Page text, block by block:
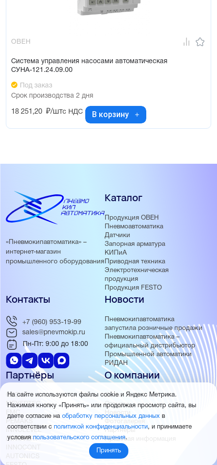
ОВЕН
Система управления насосами автоматическая
СУНА-121.24.09.00
Под заказ
Срок производства 2 дня
18 251,20 ₽/штс НДС В корзину
«Пневмокипавтоматика» –
интернет-магазин
промышленного оборудования
Каталог
Продукция ОВЕН
Пневмоавтоматика
Датчики
Запорная арматура
КИПиА
Приводная техника
Электротехническая
продукция
Продукция FESTO
Новости
Пневмокипавтоматика
запустила розничные продажи
Пневмокипавтоматика –
официальный дистрибьютор
Промышленной автоматики
РИДАН
Партнёры
ОВЕН
MEYERTEC
EMC
PEMAKS
INNOLEVEL
INNOVERT
INNOCONT
AUTONICS
О компании
О нас
Отзывы
Новости
Фотогалерея
Партнёры
Правовая информация
Контакты
+7 (960) 953-19-99
sales@pnevmokip.ru
Пн-Пт: 9:00 до 18:00
На сайте используются файлы cookie и Яндекс Метрика.
Нажимая кнопку «Принять» или продолжая просмотр сайта, вы
даете согласие на обработку персональных данных в
соответствии с политикой конфиденциальности, и принимаете
условияпользовательского соглашения.
Принять